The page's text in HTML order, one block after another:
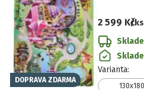
DOPRAVA ZDARMA
2 599 Kč/ks
Varianta: